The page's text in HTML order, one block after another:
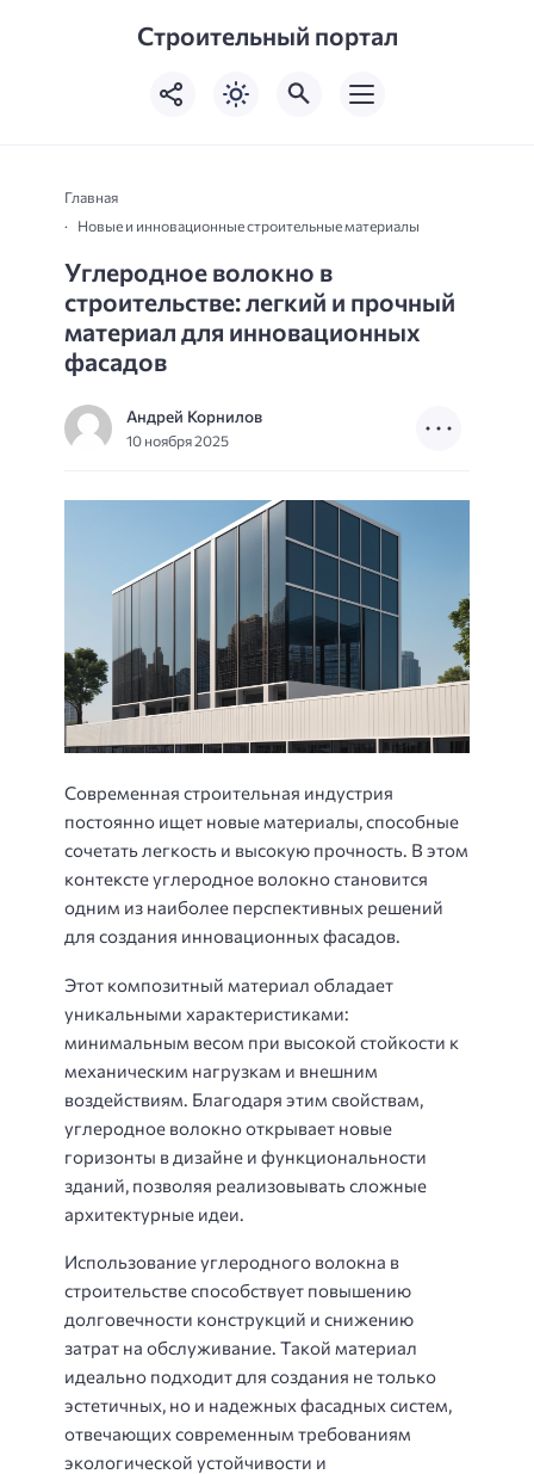
Строительный портал
Главная
Новые и инновационные строительные материалы
Углеродное волокно в
строительстве: легкий и прочный
материал для инновационных
фасадов
Андрей Корнилов
10 ноября 2025
Современная строительная индустрия
постоянно ищет новые материалы, способные
сочетать легкость и высокую прочность. В этом
контексте углеродное волокно становится
одним из наиболее перспективных решений
для создания инновационных фасадов.
Этот композитный материал обладает
уникальными характеристиками:
минимальным весом при высокой стойкости к
механическим нагрузкам и внешним
воздействиям. Благодаря этим свойствам,
углеродное волокно открывает новые
горизонты в дизайне и функциональности
зданий, позволяя реализовывать сложные
архитектурные идеи.
Использование углеродного волокна в
строительстве способствует повышению
долговечности конструкций и снижению
затрат на обслуживание. Такой материал
идеально подходит для создания не только
эстетичных, но и надежных фасадных систем,
отвечающих современным требованиям
экологической устойчивости и